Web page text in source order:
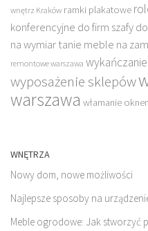
wnętrz Kraków ramki plakatowe
konferencyjne do firm szafy
na wymiar tanie meble na
remontowe warszawa
wyposażenie sklepów
warszawa włamanie
WNĘTRZA
Nowy dom, nowe możliwości
Najlepsze sposoby na
Meble ogrodowe: Jak stworzyć